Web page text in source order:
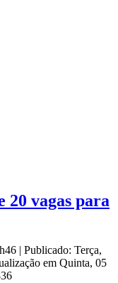
20 vagas para
| Publicado: Terça,
em Quinta, 05